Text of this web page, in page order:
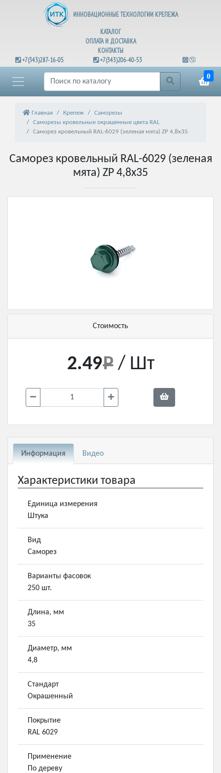
ИННОВАЦИОННЫЕ ТЕХНОЛОГИИ КРЕПЕЖА
КАТАЛОГ
ОПЛАТА И ДОСТАВКА
КОНТАКТЫ
+7(343)287-16-05
+7(343)206-40-53
0
Главная Крепеж
Саморезы
Саморезы кровельные окрашенные цвета RAL
Саморез кровельный RAL-6029 (зеленая мята) ZP 4,8х35
Саморез кровельный RAL-6029 (зеленая
мята) ZP 4,8х35
Стоимость
2.49 / Шт
Информация Видео
Характеристики товара
Единица измерения
Штука
Вид
Саморез
Варианты фасовок
250 шт.
Длина, мм
35
Диаметр, мм
4,8
Стандарт
Окрашенный
Покрытие
RAL 6029
Применение
По дереву